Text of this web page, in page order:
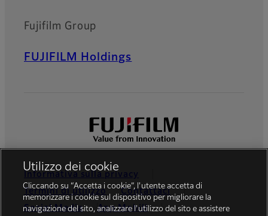
Fujifilm Group
FUJIFILM Holdings
Informativa sulla privacy
Termini di utilizzo
Contattaci
Social Media
App Mobili
Utilizzo dei cookie
Cliccando su “Accetta i cookie”, l'utente accetta di
memorizzare i cookie sul dispositivo per migliorare la
navigazione del sito, analizzare l'utilizzo del sito e assistere